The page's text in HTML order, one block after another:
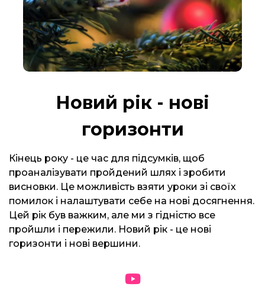
Новий рік - нові
горизонти
Кінець року - це час для підсумків, щоб
проаналізувати пройдений шлях і зробити
висновки. Це можливість взяти уроки зі своїх
помилок і налаштувати себе на нові досягнення.
Цей рік був важким, але ми з гідністю все
пройшли і пережили. Новий рік - це нові
горизонти і нові вершини.